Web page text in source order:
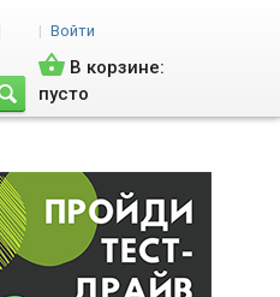
| Войти
В корзине:
пусто